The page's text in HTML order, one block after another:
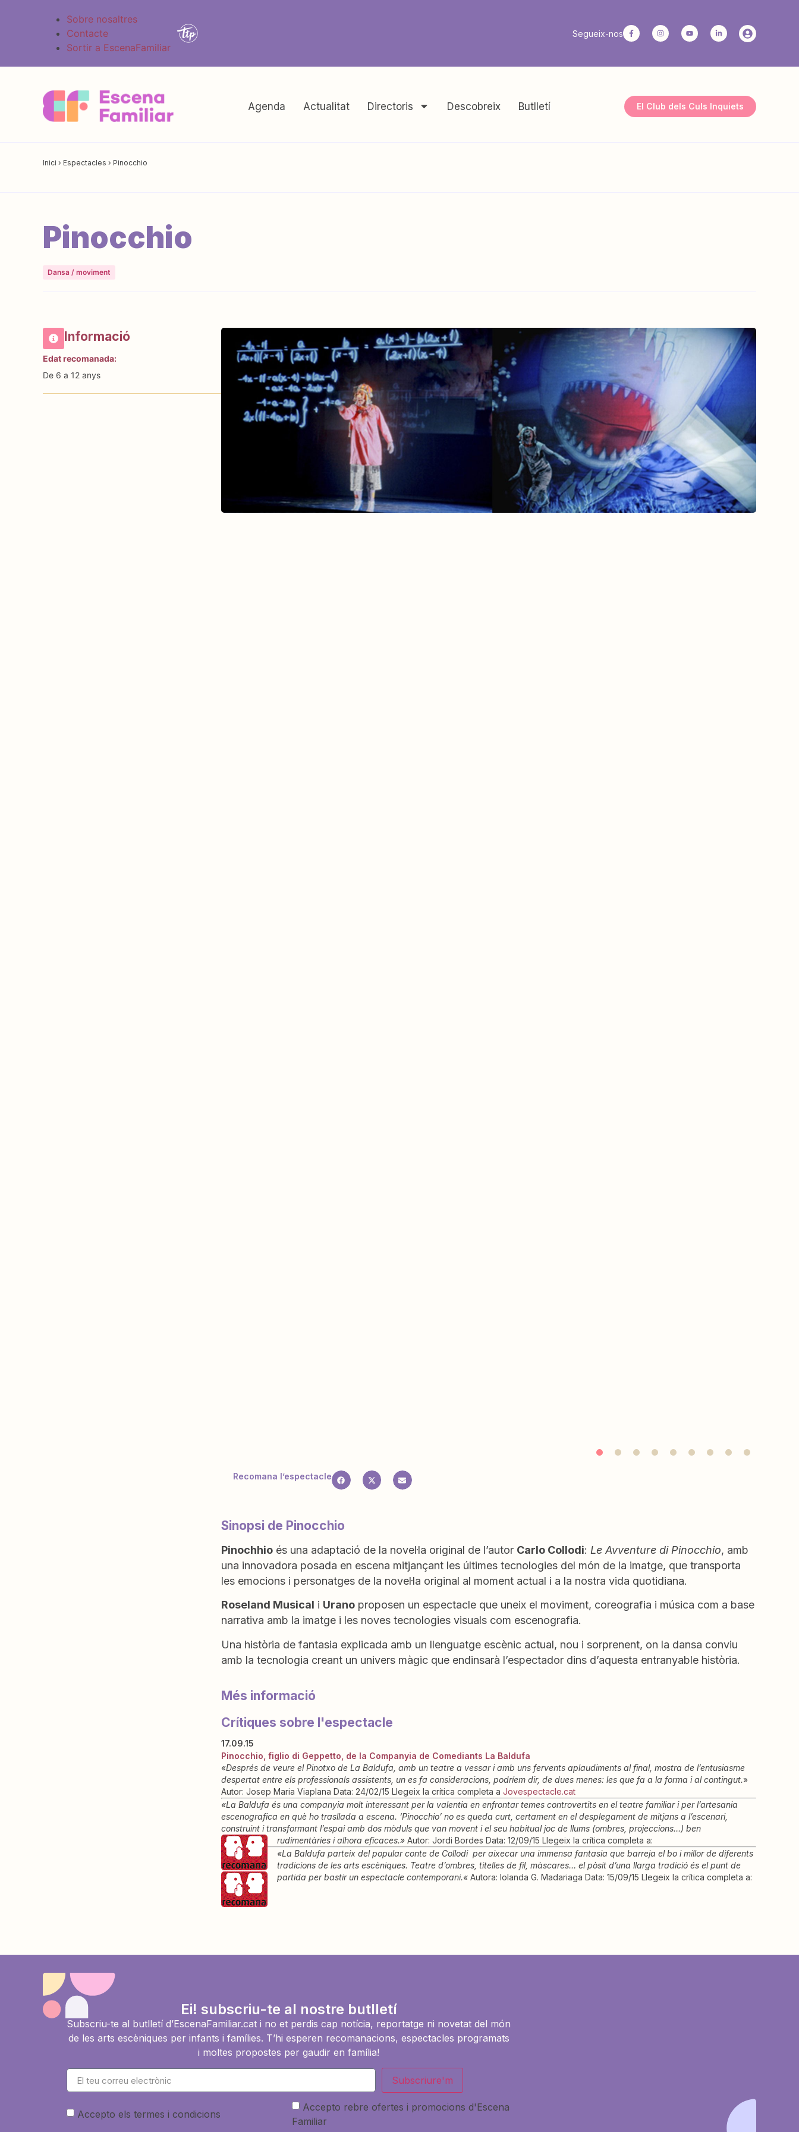
Sobre nosaltres
Contacte
Sortir a EscenaFamiliar
Segueix-nos
Agenda Actualitat Directoris Descobreix Butlletí El Club dels Culs Inquiets
Inici › Espectacles › Pinocchio
Pinocchio
Dansa / moviment
Informació
Edat recomanada:
De 6 a 12 anys
Recomana l’espectacle
Sinopsi de Pinocchio
Pinochhio és una adaptació de la novel·la original de l’autor Carlo Collodi: Le Avventure di Pinocchio, amb
una innovadora posada en escena mitjançant les últimes tecnologies del món de la imatge, que transporta
les emocions i personatges de la novel·la original al moment actual i a la nostra vida quotidiana.
Roseland Musical i Urano proposen un espectacle que uneix el moviment, coreografia i música com a base
narrativa amb la imatge i les noves tecnologies visuals com escenografia.
Una història de fantasia explicada amb un llenguatge escènic actual, nou i sorprenent, on la dansa conviu
amb la tecnologia creant un univers màgic que endinsarà l’espectador dins d’aquesta entranyable història.
Més informació
Crítiques sobre l'espectacle
17.09.15
Pinocchio, figlio di Geppetto, de la Companyia de Comediants La Baldufa
«Després de veure el Pinotxo de La Baldufa, amb un teatre a vessar i amb uns fervents aplaudiments al final, mostra de l’entusiasme
despertat entre els professionals assistents, un es fa consideracions, podríem dir, de dues menes: les que fa a la forma i al contingut.»
Autor: Josep Maria Viaplana Data: 24/02/15 Llegeix la crítica completa a Jovespectacle.cat
«La Baldufa és una companyia molt interessant per la valentia en enfrontar temes controvertits en el teatre familiar i per l’artesania
escenografica en què ho trasllada a escena. ‘Pinocchio’ no es queda curt, certament en el desplegament de mitjans a l’escenari,
construint i transformant l’espai amb dos mòduls que van movent i el seu habitual joc de llums (ombres, projeccions…) ben
rudimentàries i alhora eficaces.» Autor: Jordi Bordes Data: 12/09/15 Llegeix la crítica completa a:
«La Baldufa parteix del popular conte de Collodi per aixecar una immensa fantasia que barreja el bo i millor de diferents
tradicions de les arts escèniques. Teatre d’ombres, titelles de fil, màscares… el pòsit d’una llarga tradició és el punt de
partida per bastir un espectacle contemporani.« Autora: Iolanda G. Madariaga Data: 15/09/15 Llegeix la crítica completa a:
Ei! subscriu-te al nostre butlletí
Subscriu-te al butlletí d’EscenaFamiliar.cat i no et perdis cap notícia, reportatge ni novetat del món
de les arts escèniques per infants i famílies. T’hi esperen recomanacions, espectacles programats
i moltes propostes per gaudir en família!
Subscriure'm
Accepto els termes i condicions
Accepto rebre ofertes i promocions d'Escena
Familiar